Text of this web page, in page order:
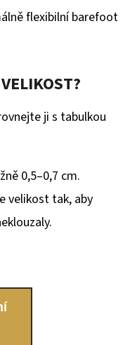
flexibilní barefoot
ji s tabulkou
0,5–0,7 cm.
velikost tak, aby